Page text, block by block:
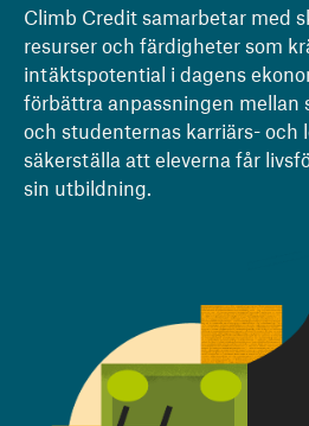
Climb Credit samarbetar med
resurser och färdigheter som
intäktspotential i dagens
förbättra anpassningen mellan
och studenternas karriärs- och
säkerställa att eleverna får
sin utbildning.